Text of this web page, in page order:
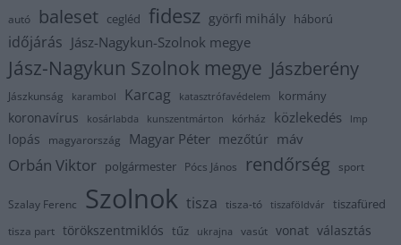
autó baleset cegléd fidesz györfi mihály háború
időjárás Jász-Nagykun-Szolnok megye
Jász-Nagykun Szolnok megye Jászberény
Jászkunság karambol Karcag katasztrófavédelem kormány
koronavírus kosárlabda kunszentmárton kórház közlekedés lmp
lopás magyarország Magyar Péter mezőtúr máv
Orbán Viktor polgármester Pócs János rendőrség sport
Szalay Ferenc Szolnok tisza tisza-tó tiszaföldvár tiszafüred
tisza part törökszentmiklós tűz ukrajna vasút vonat választás